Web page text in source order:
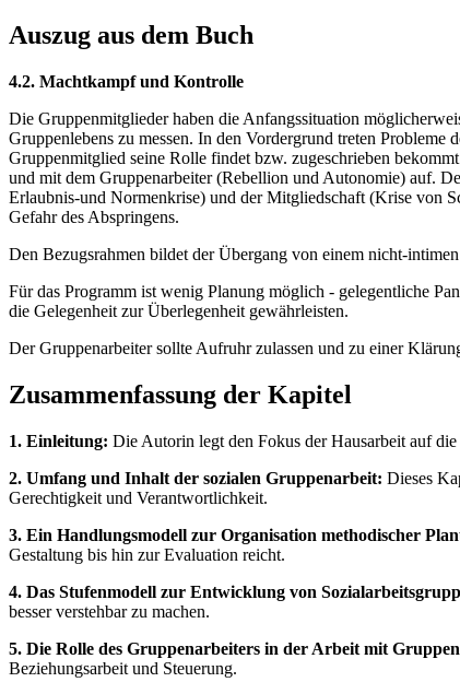
Auszug aus dem Buch
4.2. Machtkampf und Kontrolle
Die Gruppenmitglieder haben die Anfangssituation
Gruppenlebens zu messen. In den Vordergrund treten Probleme
Gruppenmitglied seine Rolle findet bzw. zugeschrieben
und mit dem Gruppenarbeiter (Rebellion und Autonomie) auf.
Erlaubnis-und Normenkrise) und der Mitgliedschaft (Krise von
Gefahr des Abspringens.
Den Bezugsrahmen bildet der Übergang von einem nicht-
Für das Programm ist wenig Planung möglich - gelegentliche
die Gelegenheit zur Überlegenheit gewährleisten.
Der Gruppenarbeiter sollte Aufruhr zulassen und zu einer
Zusammenfassung der Kapitel
1. Einleitung: Die Autorin legt den Fokus der Hausarbeit auf
2. Umfang und Inhalt der sozialen Gruppenarbeit: Dieses
Gerechtigkeit und Verantwortlichkeit.
3. Ein Handlungsmodell zur Organisation methodischer
Gestaltung bis hin zur Evaluation reicht.
4. Das Stufenmodell zur Entwicklung von
besser verstehbar zu machen.
5. Die Rolle des Gruppenarbeiters in der Arbeit mit
Beziehungsarbeit und Steuerung.